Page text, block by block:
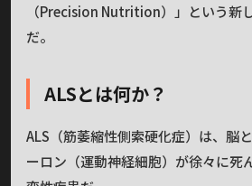
（Precision Nutrition）」という新
だ。
ALSとは何か？
ALS（筋萎縮性側索硬化症）は、脳
ーロン（運動神経細胞）が徐々に死